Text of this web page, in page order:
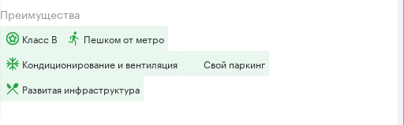
Преимущества
Класс B
Пешком от метро
Кондиционирование и вентиляция
Свой паркинг
Развитая инфраструктура